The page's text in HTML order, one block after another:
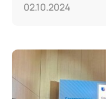
02.10.2024